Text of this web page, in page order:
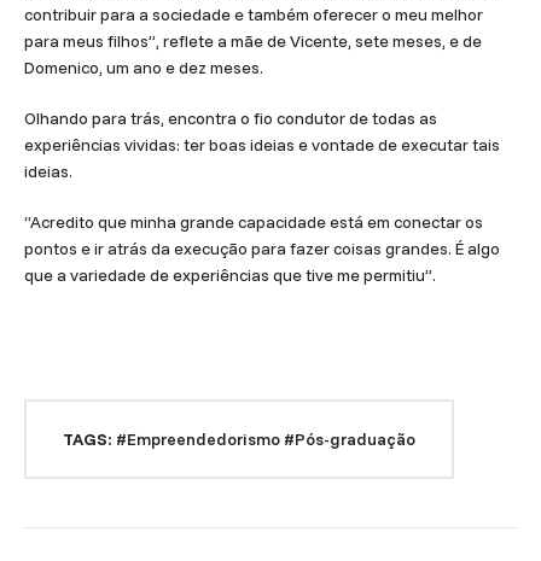
contribuir para a sociedade e também oferecer o meu melhor
para meus filhos”, reflete a mãe de Vicente, sete meses, e de
Domenico, um ano e dez meses.
Olhando para trás, encontra o fio condutor de todas as
experiências vividas: ter boas ideias e vontade de executar tais
ideias.
“Acredito que minha grande capacidade está em conectar os
pontos e ir atrás da execução para fazer coisas grandes. É algo
que a variedade de experiências que tive me permitiu”.
TAGS: #Empreendedorismo #Pós-graduação